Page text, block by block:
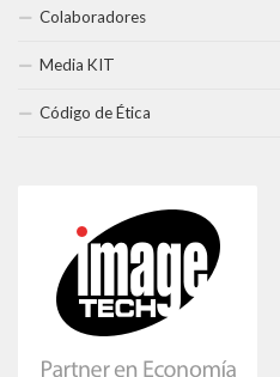
Colaboradores
Media KIT
Código de Ética